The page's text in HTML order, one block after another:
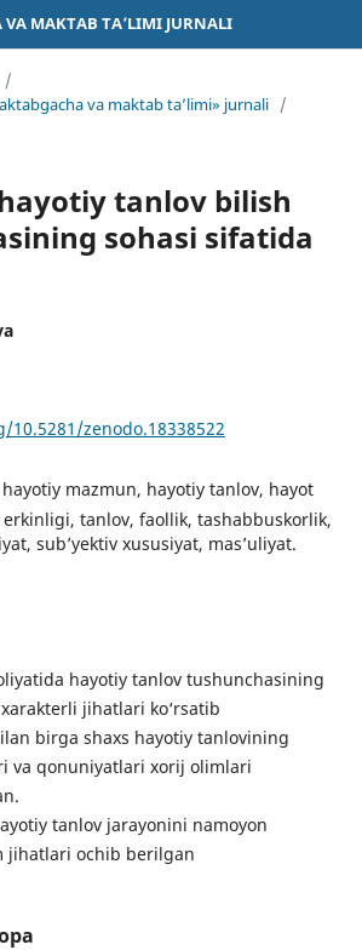
VA MAKTAB TA’LIMI JURNALI
/
va maktab ta’limi» jurnali /
tanlov bilish
sohasi sifatida
zenodo.18338522
hayotiy mazmun, hayotiy tanlov, hayot
erkinligi, tanlov, faollik, tashabbuskorlik,
sub’yektiv xususiyat, mas’uliyat.
hayotiy tanlov tushunchasining
jihatlari ko‘rsatib
birga shaxs hayotiy tanlovining
va qonuniyatlari xorij olimlari
tanlov jarayonini namoyon
jihatlari ochib berilgan